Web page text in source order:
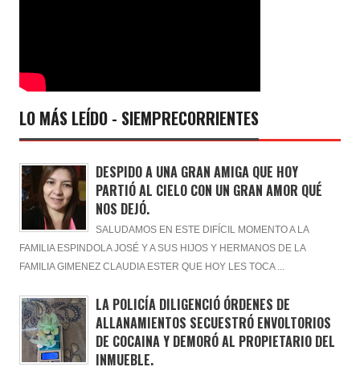
LO MÁS LEÍDO - SIEMPRECORRIENTES
DESPIDO A UNA GRAN AMIGA QUE HOY
PARTIÓ AL CIELO CON UN GRAN AMOR QUÉ
NOS DEJÓ.
SALUDAMOS EN ESTE DIFÍCIL MOMENTO A LA
FAMILIA ESPINDOLA JOSÉ Y A SUS HIJOS Y HERMANOS DE LA
FAMILIA GIMENEZ CLAUDIA ESTER QUE HOY LES TOCA ...
LA POLICÍA DILIGENCIÓ ÓRDENES DE
ALLANAMIENTOS SECUESTRÓ ENVOLTORIOS
DE COCAINA Y DEMORÓ AL PROPIETARIO DEL
INMUEBLE.